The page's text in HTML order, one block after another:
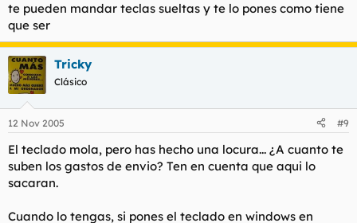
te pueden mandar teclas sueltas y te lo pones como tiene
que ser
Tricky
Clásico
12 Nov 2005 #9
El teclado mola, pero has hecho una locura... ¿A cuanto te
suben los gastos de envio? Ten en cuenta que aqui lo
sacaran.
Cuando lo tengas, si pones el teclado en windows en